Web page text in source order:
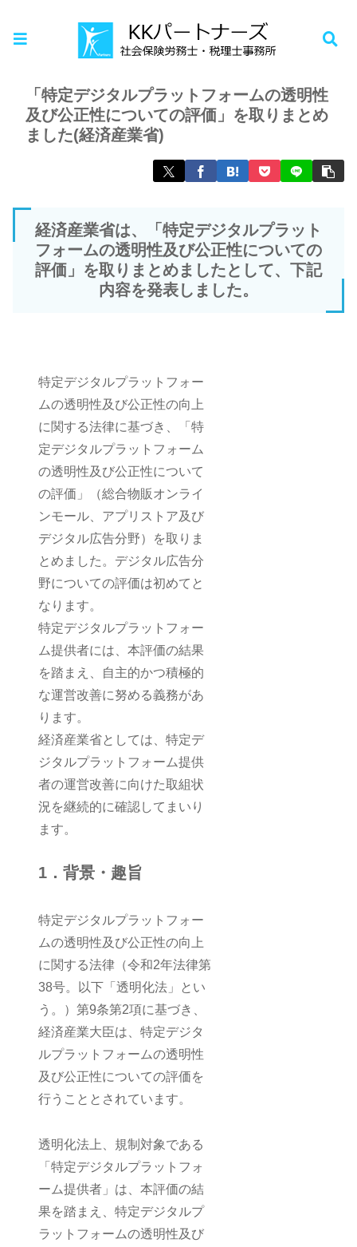
お知らせ
「特定デジタルプラットフォームの透明性
及び公正性についての評価」を取りまとめ
ました(経済産業省)
経済産業省は、「特定デジタルプラット
フォームの透明性及び公正性についての
評価」を取りまとめましたとして、下記
内容を発表しました。
特定デジタルプラットフォー
ムの透明性及び公正性の向上
に関する法律に基づき、「特
定デジタルプラットフォーム
の透明性及び公正性について
の評価」（総合物販オンライ
ンモール、アプリストア及び
デジタル広告分野）を取りま
とめました。デジタル広告分
野についての評価は初めてと
なります。
特定デジタルプラットフォー
ム提供者には、本評価の結果
を踏まえ、自主的かつ積極的
な運営改善に努める義務があ
ります。
経済産業省としては、特定デ
ジタルプラットフォーム提供
者の運営改善に向けた取組状
況を継続的に確認してまいり
ます。
1．背景・趣旨
特定デジタルプラットフォー
ムの透明性及び公正性の向上
に関する法律（令和2年法律第
38号。以下「透明化法」とい
う。）第9条第2項に基づき、
経済産業大臣は、特定デジタ
ルプラットフォームの透明性
及び公正性についての評価を
行うこととされています。
透明化法上、規制対象である
「特定デジタルプラットフォ
ーム提供者」は、本評価の結
果を踏まえ、特定デジタルプ
ラットフォームの透明性及び